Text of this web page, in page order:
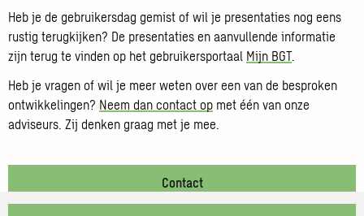
Heb je de gebruikersdag gemist of wil je presentaties nog eens
rustig terugkijken? De presentaties en aanvullende informatie
zijn terug te vinden op het gebruikersportaal Mijn BGT.
Heb je vragen of wil je meer weten over een van de besproken
ontwikkelingen? Neem dan contact op met één van onze
adviseurs. Zij denken graag met je mee.
Contact